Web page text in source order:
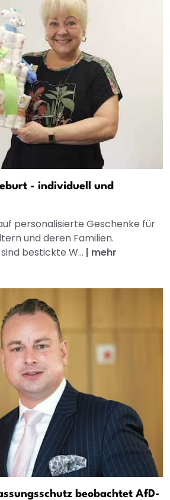
- individuell und
personalisierte Geschenke für
und deren Familien.
bestickte W... | mehr
beobachtet AfD-